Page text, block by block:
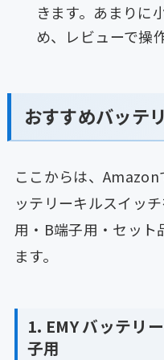
きます。あまりに
め、レビューで操
おすすめバッテ
ここからは、
ッテリーキルスイッ
用・B端子用・セット
ます。
1. EMY バッテリ
子用